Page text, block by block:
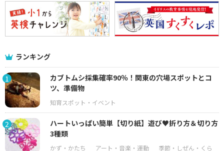
ランキング
1
カブトムシ採集確率90％！関東の穴場スポットとコ
ツ、準備物
2
ハートいっぱい簡単【切り紙】遊び♥折り方＆切り方
3種類